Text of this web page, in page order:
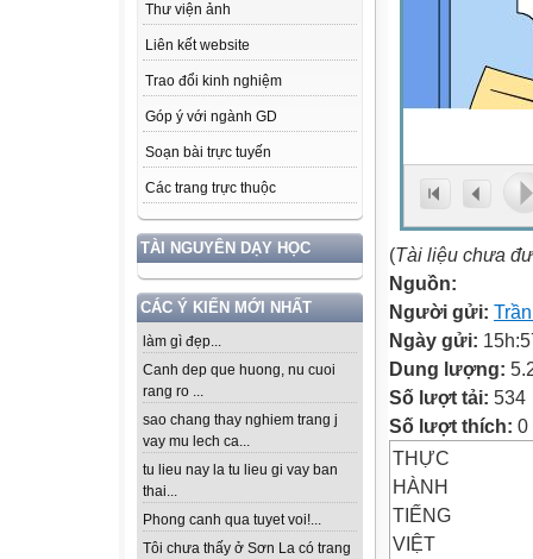
Thư viện ảnh
Liên kết website
Trao đổi kinh nghiệm
Góp ý với ngành GD
Soạn bài trực tuyến
Các trang trực thuộc
TÀI NGUYÊN DẠY HỌC
CÁC Ý KIẾN MỚI NHẤT
làm gì đẹp...
Canh dep que huong, nu cuoi
rang ro ...
sao chang thay nghiem trang j
vay mu lech ca...
tu lieu nay la tu lieu gi vay ban
thai...
Phong canh qua tuyet voi!...
Tôi chưa thấy ở Sơn La có trang
(Tài liệu chưa
Nguồn:
Người gửi:
Ngày gửi:
Dung lượng:
Số lượt tải: 534
Số lượt thích: 0
THỰC
HÀNH
TIẾNG
VIỆT